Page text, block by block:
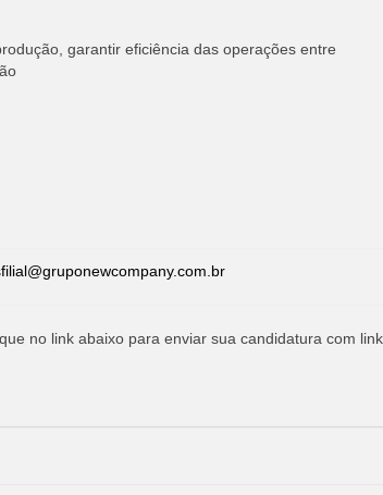
garantir eficiência das operações entre
no link abaixo para enviar sua candidatura com link